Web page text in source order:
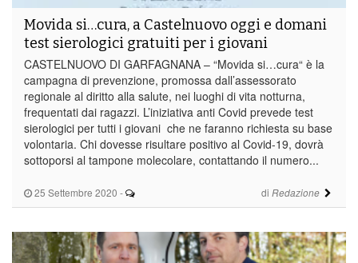
25 Settembre 2020 - di Redazione
Movida si…cura, a Castelnuovo oggi e domani
test sierologici gratuiti per i giovani
CASTELNUOVO DI GARFAGNANA – “Movida si…cura“ è la
campagna di prevenzione, promossa dall’assessorato
regionale al diritto alla salute, nei luoghi di vita notturna,
frequentati dai ragazzi. L’iniziativa anti Covid prevede test
sierologici per tutti i giovani che ne faranno richiesta su base
volontaria. Chi dovesse risultare positivo al Covid-19, dovrà
sottoporsi al tampone molecolare, contattando il numero...